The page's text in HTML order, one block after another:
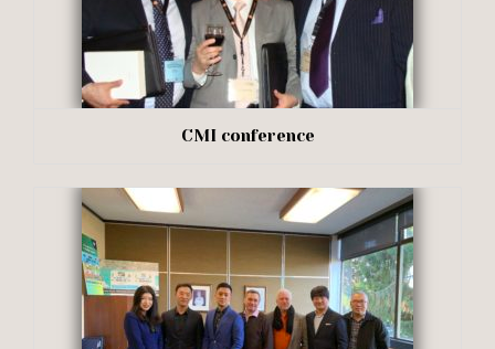
CMI conference